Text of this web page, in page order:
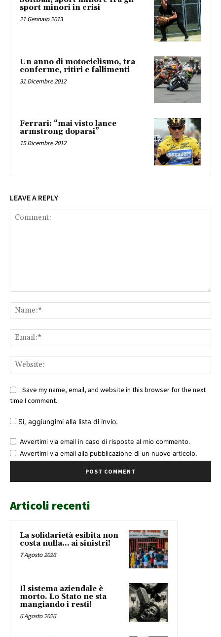
sport minori in crisi
21 Gennaio 2013
Un anno di motociclismo, tra
conferme, ritiri e fallimenti
31 Dicembre 2012
Ferrari: “mai visto lance
armstrong doparsi”
15 Dicembre 2012
LEAVE A REPLY
Save my name, email, and website in this browser for the next
time I comment.
Sì, aggiungimi alla lista di invio.
Avvertimi via email in caso di risposte al mio commento.
Avvertimi via email alla pubblicazione di un nuovo articolo.
Articoli recenti
La solidarietà esibita non
costa nulla… ai sinistri!
7 Agosto 2026
Il sistema aziendale è
morto. Lo Stato ne sta
mangiando i resti!
6 Agosto 2026